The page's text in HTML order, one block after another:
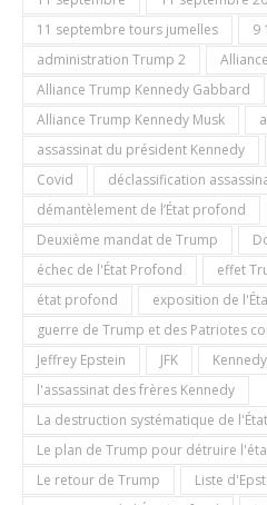
11 septembre tours jumelles
9
administration Trump 2
Alliance Trump Kennedy Gabbard
Alliance Trump Kennedy Musk
assassinat du président Kennedy
Covid
déclassification
démantèlement de l’État profond
Deuxième mandat de Trump
échec de l'État Profond
effet
état profond
exposition de
guerre de Trump et des Patriotes
Jeffrey Epstein
JFK
l'assassinat des frères Kennedy
La destruction systématique de
Le plan de Trump pour détruire
Le retour de Trump
Liste